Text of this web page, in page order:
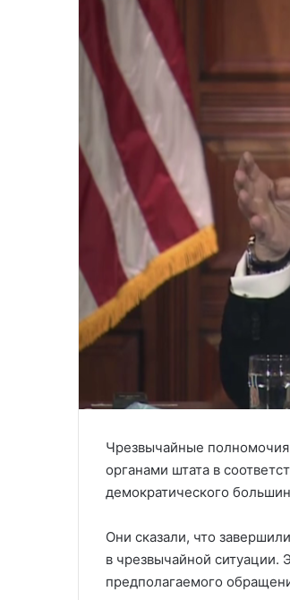
Чрезвычайные
органами штата в
демократического
Они сказали, что
в чрезвычайной ситуации.
предполагаемого